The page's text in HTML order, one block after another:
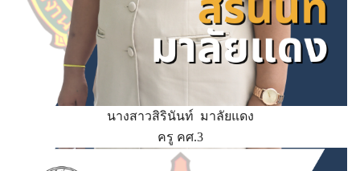
นางสาวสิรินันท์ มาลัยแดง
ครู คศ.3